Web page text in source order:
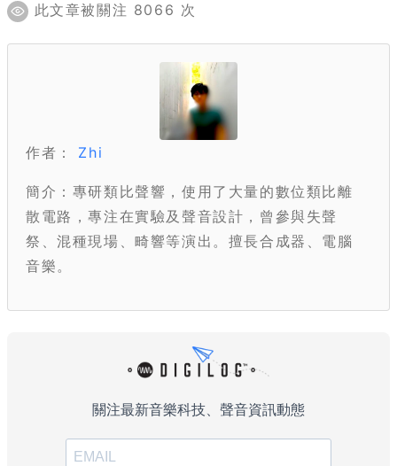
此文章被關注 8066 次
作者： Zhi
簡介：專研類比聲響，使用了大量的數位類比離
散電路，專注在實驗及聲音設計，曾參與失聲
祭、混種現場、畸響等演出。擅長合成器、電腦
音樂。